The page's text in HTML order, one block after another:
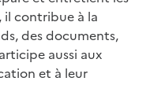
il contribue à la
des documents,
aussi aux
et à leur